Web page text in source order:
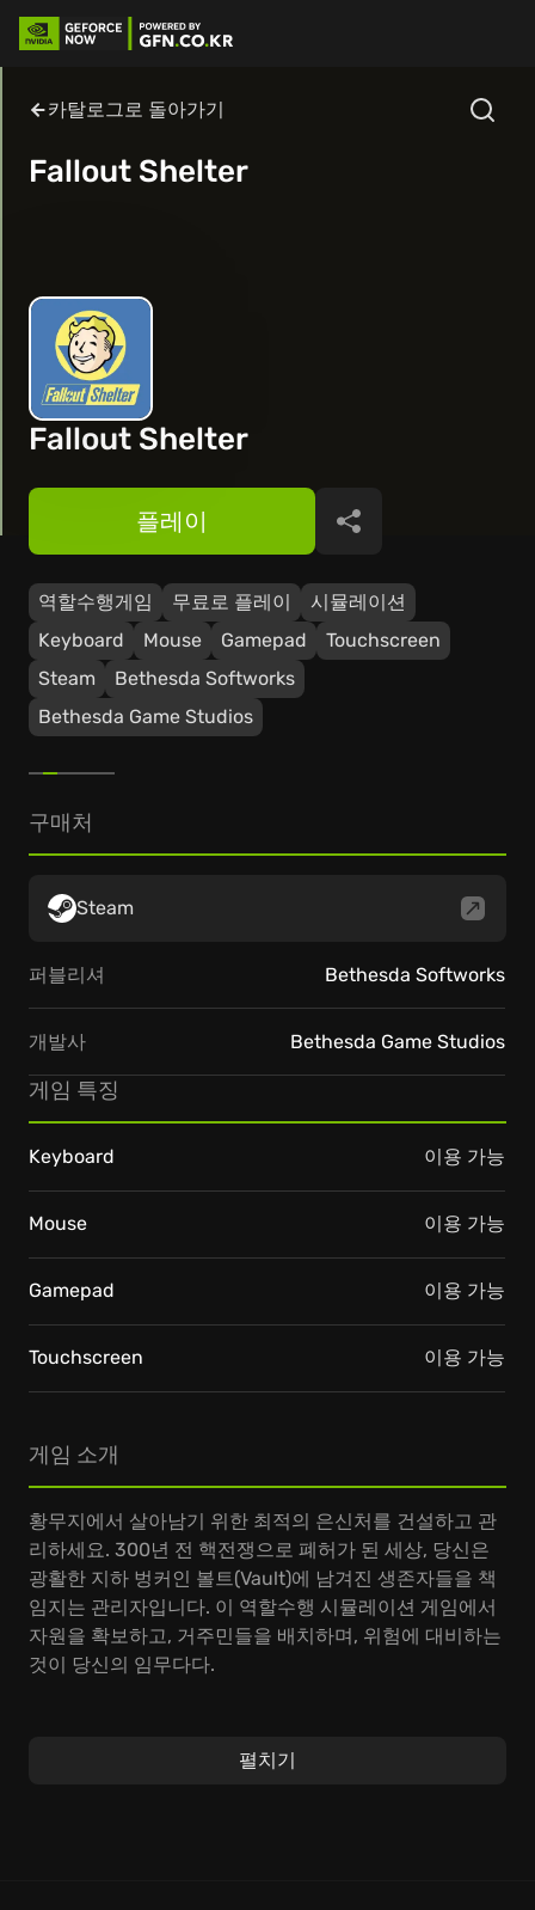
카탈로그로 돌아가기
Fallout Shelter
Fallout Shelter
역할수행게임 무료로 플레이
시뮬레이션
Keyboard
Mouse Gamepad
Touchscreen
Steam
Bethesda Softworks
Bethesda Game Studios
플레이 공유
게임 소개
황무지에서 살아남기 위한 최적의 은신처를 건설하고 관
리하세요. 300년 전 핵전쟁으로 폐허가 된 세상, 당신은
광활한 지하 벙커인 볼트(Vault)에 남겨진 생존자들을 책
임지는 관리자입니다. 이 역할수행 시뮬레이션 게임에서
자원을 확보하고, 거주민들을 배치하며, 위험에 대비하는
것이 당신의 임무다다.
게 적합한 직업을 할당하여 벙커의 효율성을 극대화해야
펼치기
구매처
Steam
퍼블리셔 Bethesda Softworks
개발사 Bethesda Game Studios
게임 특징
Keyboard 이용 가능
Mouse 이용 가능
Gamepad 이용 가능
Touchscreen 이용 가능